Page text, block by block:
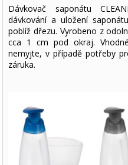
Dávkovač saponátu
dávkování a uložení
poblíž dřezu. Vyrobeno z
cca 1 cm pod okraj.
nemyjte, v případě potřeby
záruka.